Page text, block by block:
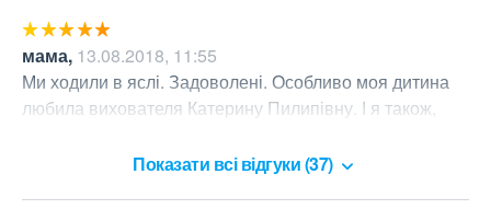
мама, 13.08.2018, 11:55
Ми ходили в яслі. Задоволені. Особливо моя дитина
любила вихователя Катерину Пилипівну. І я також,
Показати всі відгуки (37)